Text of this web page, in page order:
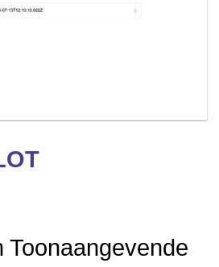
Toonaangevende